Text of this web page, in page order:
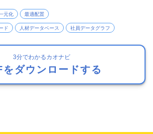
元化 最適配置
ド 人材データベース 社員データグラフ
3分でわかるカオナビ
をダウンロードする